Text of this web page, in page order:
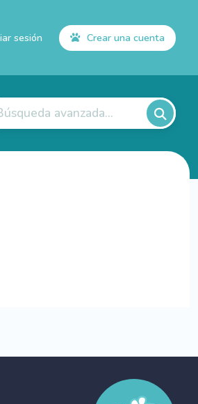
sesión Crear una cuenta
avanzada...